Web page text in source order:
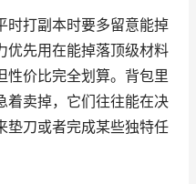
时打副本时要多留意能掉
优先用在能掉落顶级材料
性价比完全划算。背包里
着卖掉，它们往往能在决
垫刀或者完成某些独特任